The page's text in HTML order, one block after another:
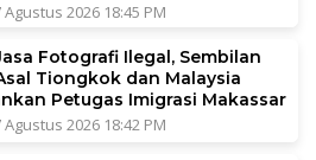
Agustus 2026 18:45 PM
Fotografi Ilegal, Sembilan
Tiongkok dan Malaysia
Petugas Imigrasi Makassar
Agustus 2026 18:42 PM